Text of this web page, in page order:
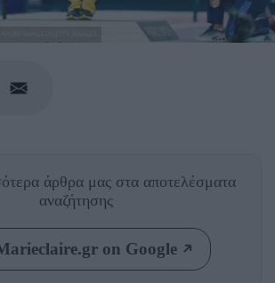
IMAGES/GETTY IMAGES
άρθρα μας στα αποτελέσματα
αναζήτησης
on Google